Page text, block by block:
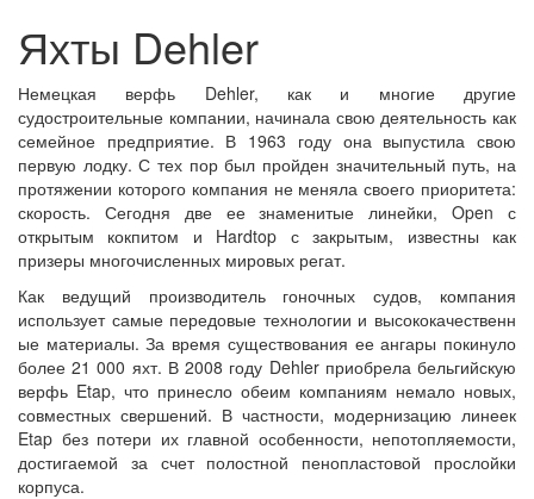
Яхты Dehler
Немецкая верфь Dehler, как и многие другие
судостроительные компании, начинала свою деятельность как
семейное предприятие. В 1963 году она выпустила свою
первую лодку. С тех пор был пройден значительный путь, на
протяжении которого компания не меняла своего приоритета:
скорость. Сегодня две ее знаменитые линейки, Open с
открытым кокпитом и Hardtop с закрытым, известны как
призеры многочисленных мировых регат.
Как ведущий производитель гоночных судов, компания
использует самые передовые технологии и высококачественн
ые материалы. За время существования ее ангары покинуло
более 21 000 яхт. В 2008 году Dehler приобрела бельгийскую
верфь Etap, что принесло обеим компаниям немало новых,
совместных свершений. В частности, модернизацию линеек
Etap без потери их главной особенности, непотопляемости,
достигаемой за счет полостной пенопластовой прослойки
корпуса.